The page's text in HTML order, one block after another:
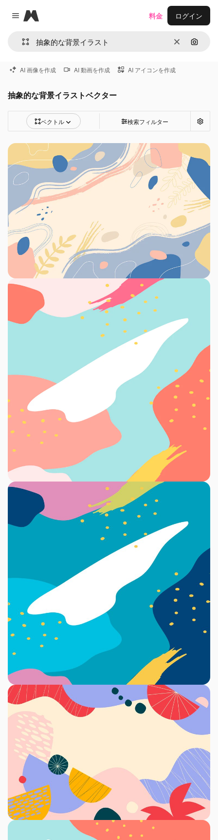
Close menu
Magnific
消去 画像で
料金 ログイン
AI 画像を作成 AI 動画を作成 AI アイコンを作成
抽象的な背景イラストベクター
ベクトル 検索フィルター